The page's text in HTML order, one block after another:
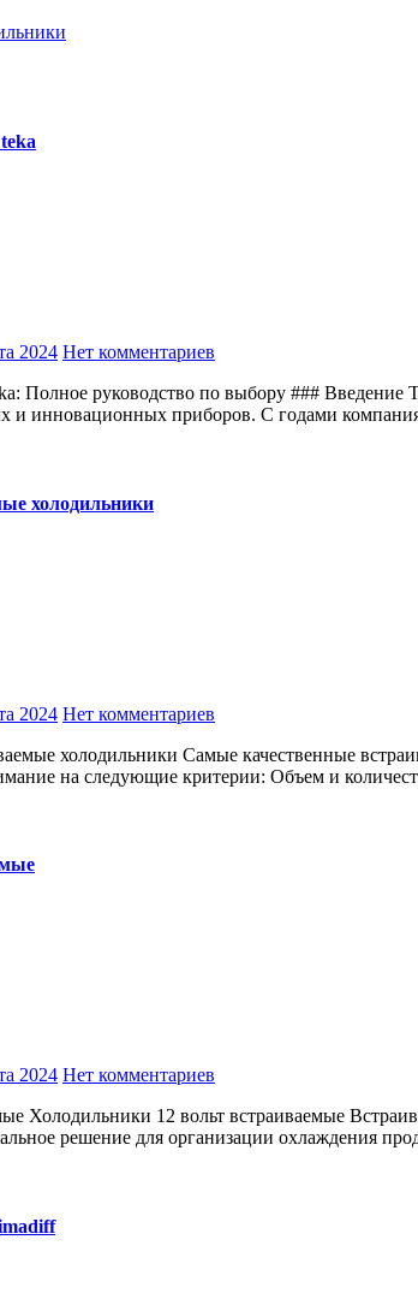
2024 Нет комментариев
Полное руководство по выбору ###
и инновационных приборов. С годами
холодильники
2024 Нет комментариев
на следующие критерии: Объем и
2024 Нет комментариев
решение для организации охлаждения